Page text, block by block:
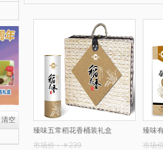
清空
臻味五常稻花香桶装礼盒
市场价：￥239
臻味
市场